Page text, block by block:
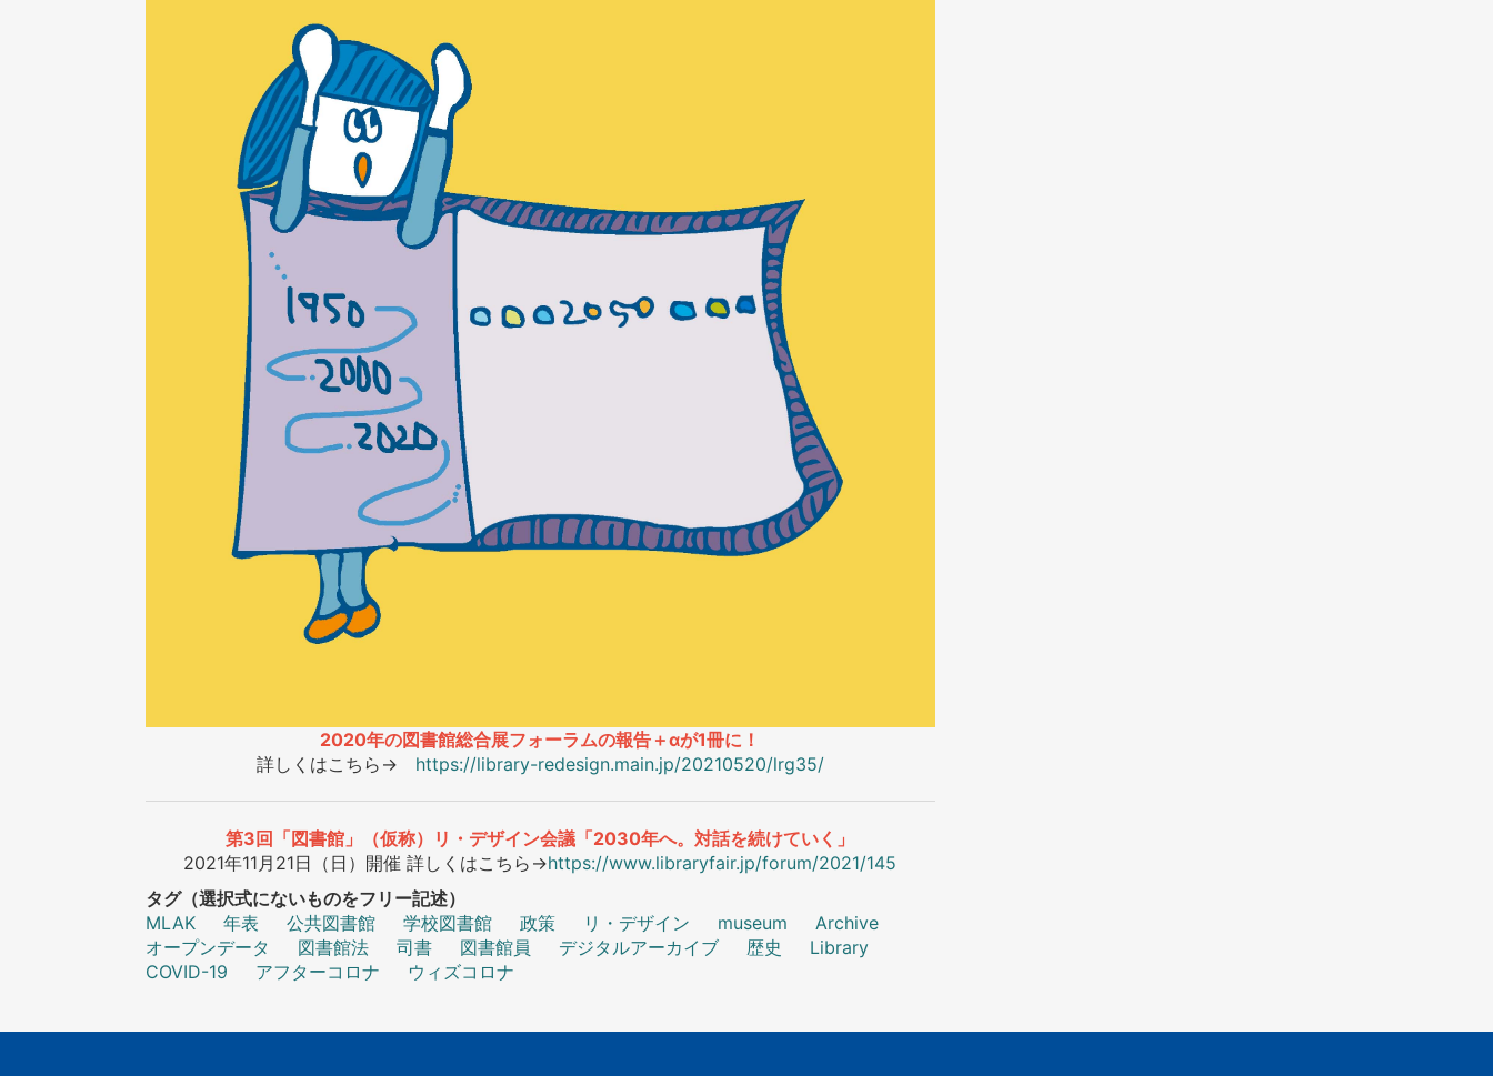
2020年の図書館総合展フォーラムの報告＋αが1冊に！
詳しくはこちら→ https://library-redesign.main.jp/20210520/lrg35/
第3回「図書館」（仮称）リ・デザイン会議「2030年へ。対話を続けていく」
2021年11月21日（日）開催 詳しくはこちら→https://www.libraryfair.jp/forum/2021/145
タグ（選択式にないものをフリー記述）
MLAK
年表 公共図書館 学校図書館 政策 リ・デザイン museum
Archive
オープンデータ
図書館法 司書 図書館員 デジタルアーカイブ 歴史
Library
COVID-19
アフターコロナ ウィズコロナ